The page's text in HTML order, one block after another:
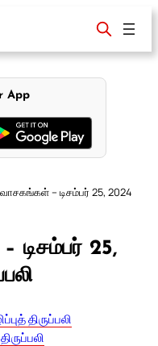
App
வாசகங்கள் – டிசம்பர் 25, 2024
டிசம்பர் 25,
திருப்பலி